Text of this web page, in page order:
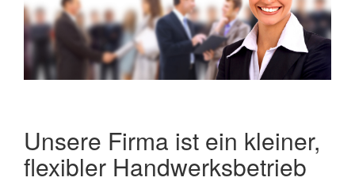
Unsere Firma ist ein kleiner,
flexibler Handwerksbetrieb